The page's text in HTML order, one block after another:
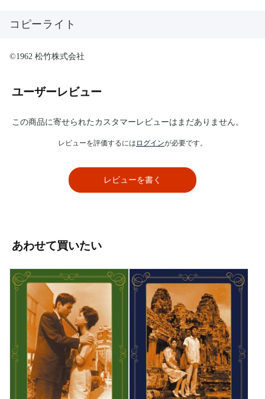
コピーライト
©1962 松竹株式会社
ユーザーレビュー
この商品に寄せられたカスタマーレビューはまだありません。
レビューを評価するには ログインが必要です。
レビューを書く
あわせて買いたい